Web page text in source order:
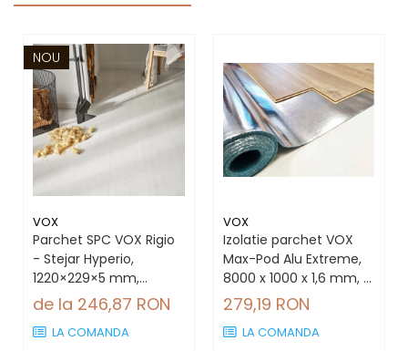
NOU
VOX
Parchet SPC VOX Rigio
- Stejar Hyperio,
1220×229×5 mm,
antiderapant R9, 2.23
mp/cutie (8 plăci)
de la 246,87 RON
LA COMANDA
VOX
Izolatie parchet VOX
Max-Pod Alu Extreme,
8000 x 1000 x 1,6 mm, 8
mp, Rolă, 17 dB
279,19 RON
LA COMANDA